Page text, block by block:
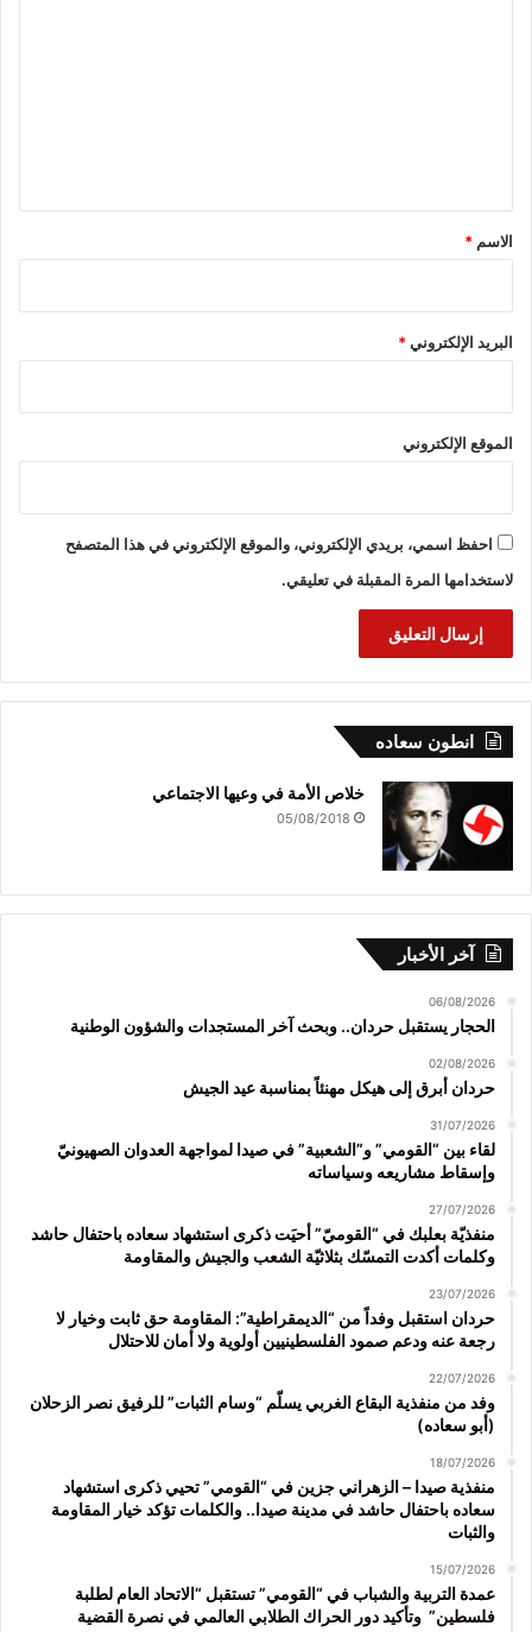
*
الاسم *
البريد الإلكتروني*
الموقع الإلكتروني
احفظ اسمي، بريدي الإلكتروني، والموقع الإلكتروني في هذا المتصفح
لاستخدامها المرة المقبلة في تعليقي.
انطون سعاده
خلاص الأمة في وعيها الاجتماعي
05/08/2018
آخر الأخبار
06/08/2026
الحجار يستقبل حردان.. وبحث آخر المستجدات والشؤون الوطنية
02/08/2026
حردان أبرق إلى هيكل مهنئاً بمناسبة عيد الجيش
31/07/2026
لقاء بين “القومي” و”الشعبية” في صيدا لمواجهة العدوان الصهيونيّ
وإسقاط مشاريعه وسياساته
27/07/2026
منفذيّة بعلبك في “القوميّ” أحيَت ذكرى استشهاد سعاده باحتفال حاشد
وكلمات أكدت التمسّك بثلاثيّة الشعب والجيش والمقاومة
23/07/2026
حردان استقبل وفداً من “الديمقراطية”: المقاومة حق ثابت وخيار لا
رجعة عنه ودعم صمود الفلسطينيين أولوية ولا أمان للاحتلال
22/07/2026
وفد من منفذية البقاع الغربي يسلّم “وسام الثبات” للرفيق نصر الزحلان
(أبو سعاده)
18/07/2026
منفذية صيدا – الزهراني جزين في “القومي” تحيي ذكرى استشهاد
سعاده باحتفال حاشد في مدينة صيدا.. والكلمات تؤكد خيار المقاومة
والثبات
15/07/2026
عمدة التربية والشباب في “القومي” تستقبل “الاتحاد العام لطلبة
فلسطين” وتأكيد دور الحراك الطلابي العالمي في نصرة القضية